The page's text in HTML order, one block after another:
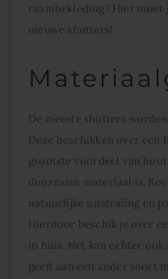
raambekleding? Hier moet
nieuwe shutters!
De meeste shutters
Deze beschikken over een
grootste voordeel van
duurzaam materiaal is.
natuurlijke uitstraling en
Hierdoor beschik je over
in huis. Het kan echter
geeft aan een ander soort